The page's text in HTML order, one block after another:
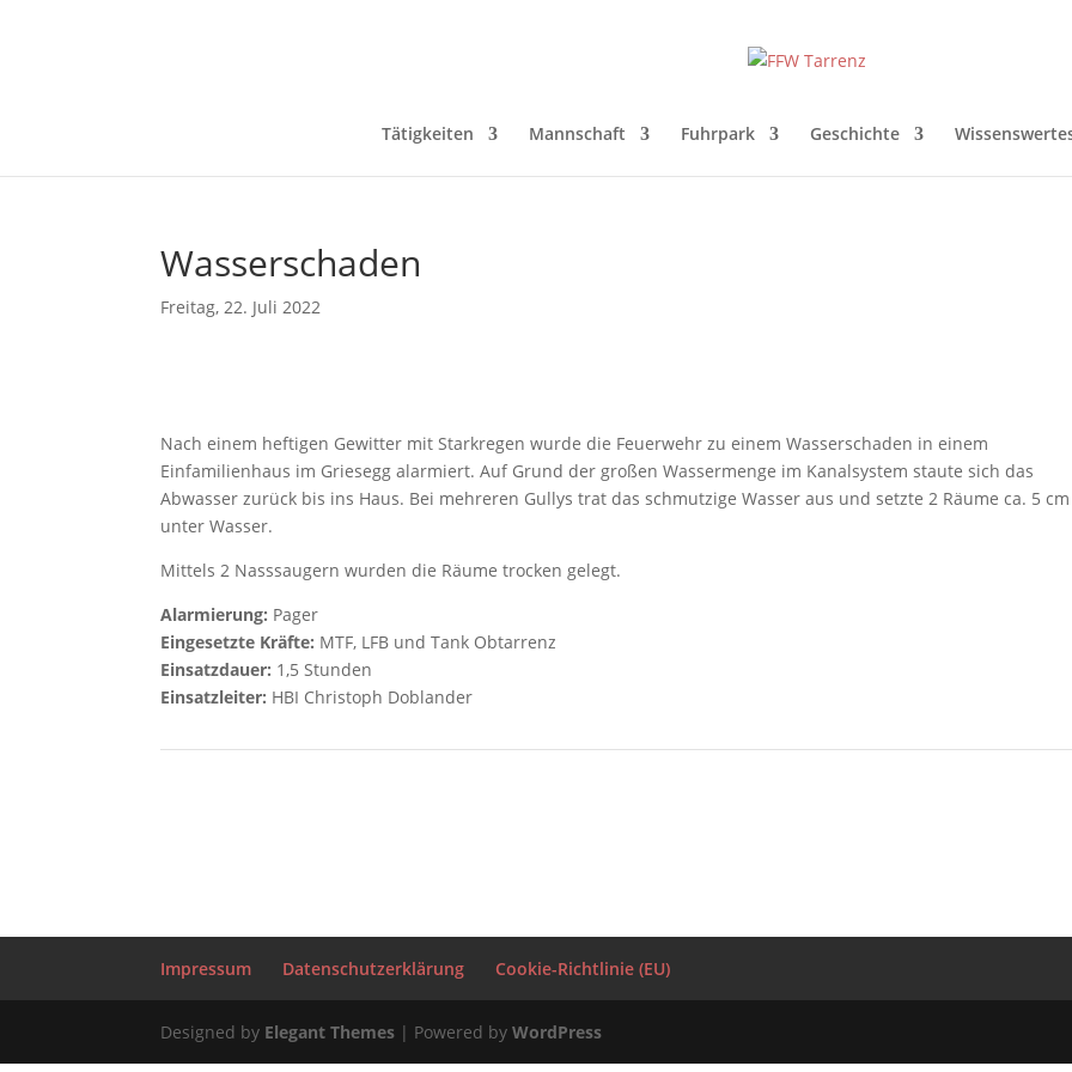
Tätigkeiten Mannschaft Fuhrpark Geschichte
Wasserschaden
Freitag, 22. Juli 2022
Nach einem heftigen Gewitter mit Starkregen wurde die Feuerwehr zu einem Wasserschaden in einem
Einfamilienhaus im Griesegg alarmiert. Auf Grund der großen Wassermenge im Kanalsystem staute sich das
Abwasser zurück bis ins Haus. Bei mehreren Gullys trat das schmutzige Wasser aus und setzte 2 Räume ca. 5 cm
unter Wasser.
Mittels 2 Nasssaugern wurden die Räume trocken gelegt.
Alarmierung: Pager
Eingesetzte Kräfte: MTF, LFB und Tank Obtarrenz
Einsatzdauer: 1,5 Stunden
Einsatzleiter: HBI Christoph Doblander
Impressum Datenschutzerklärung Cookie-Richtlinie (EU)
Designed by Elegant Themes | Powered byWordPress